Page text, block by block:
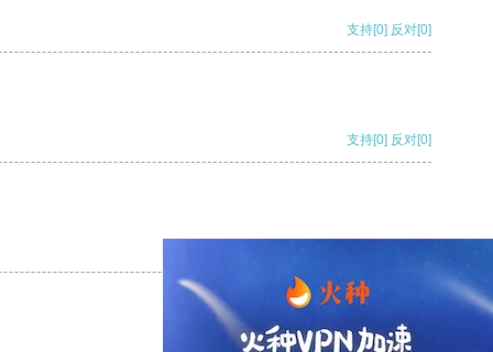
支持[0] 反对[0]
支持[0] 反对[0]